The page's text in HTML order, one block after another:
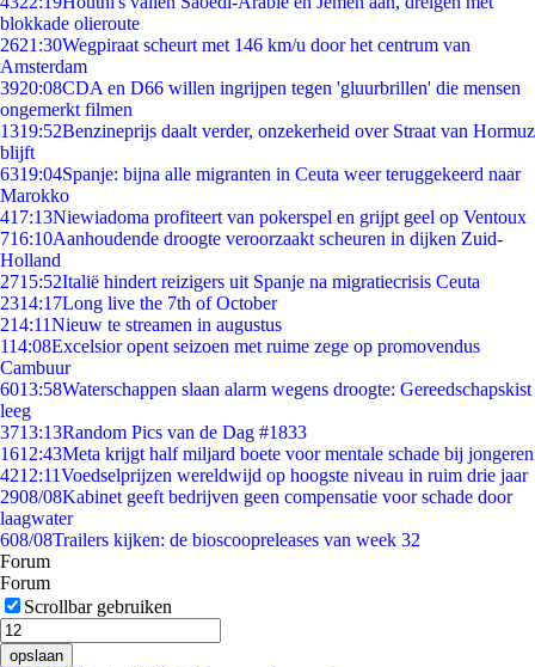
blokkade olieroute
2621:30Wegpiraat scheurt met 146 km/u door het centrum van
Amsterdam
3920:08CDA en D66 willen ingrijpen tegen 'gluurbrillen' die mensen
ongemerkt filmen
1319:52Benzineprijs daalt verder, onzekerheid over Straat van Hormuz
blijft
6319:04Spanje: bijna alle migranten in Ceuta weer teruggekeerd naar
Marokko
417:13Niewiadoma profiteert van pokerspel en grijpt geel op Ventoux
716:10Aanhoudende droogte veroorzaakt scheuren in dijken Zuid-
Holland
2715:52Italië hindert reizigers uit Spanje na migratiecrisis Ceuta
2314:17Long live the 7th of October
214:11Nieuw te streamen in augustus
114:08Excelsior opent seizoen met ruime zege op promovendus
Cambuur
6013:58Waterschappen slaan alarm wegens droogte: Gereedschapskist
leeg
3713:13Random Pics van de Dag #1833
1612:43Meta krijgt half miljard boete voor mentale schade bij jongeren
4212:11Voedselprijzen wereldwijd op hoogste niveau in ruim drie jaar
2908/08Kabinet geeft bedrijven geen compensatie voor schade door
laagwater
608/08Trailers kijken: de bioscoopreleases van week 32
Forum
Forum
Scrollbar gebruiken
opslaan